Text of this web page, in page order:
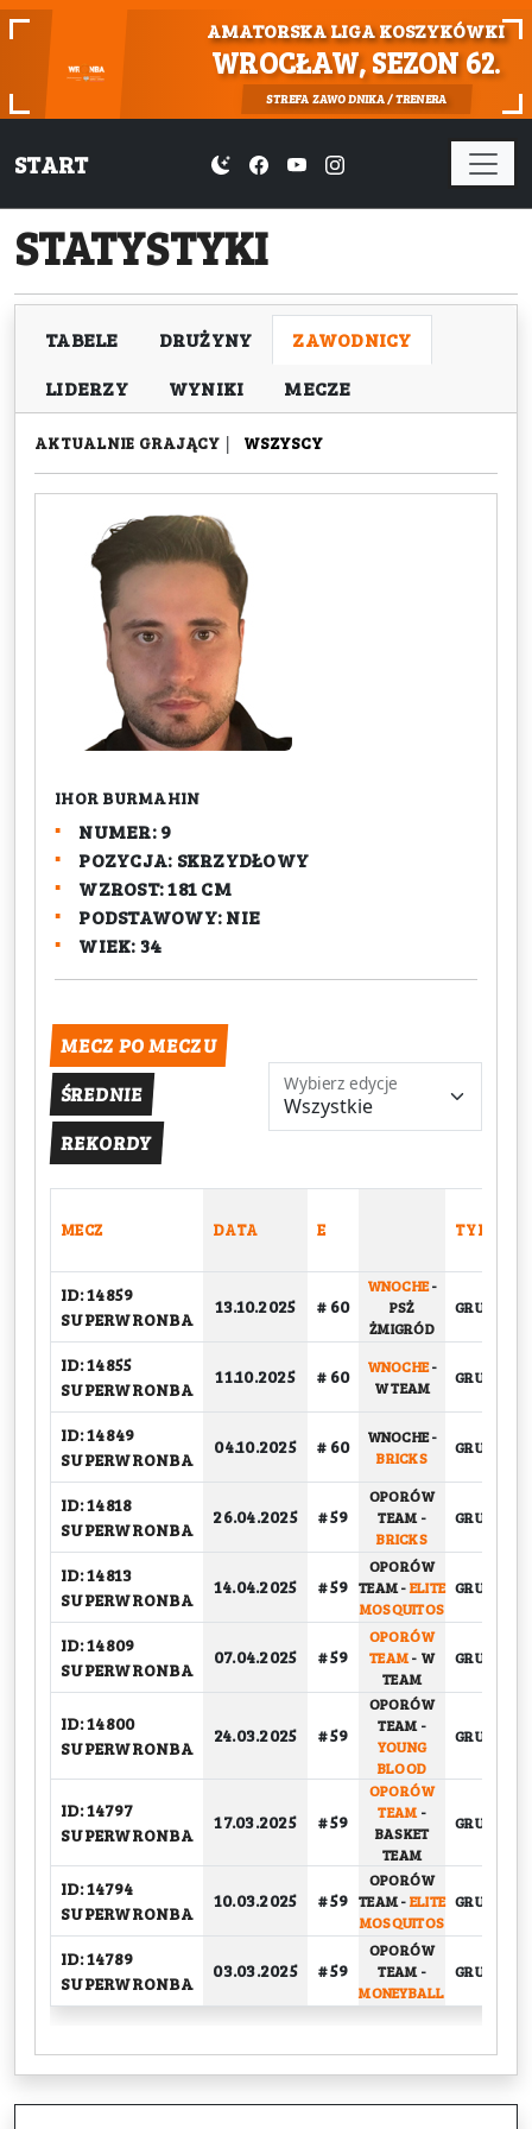
AMATORSKA LIGA KOSZYKÓWKI
WROCŁAW, SEZON 62.
STREFA ZAWODNIKA / TRENERA
START
STATYSTYKI
TABELE DRUŻYNY
ZAWODNICY
LIDERZY
WYNIKI MECZE
AKTUALNIE GRAJĄCY | WSZYSCY
IHOR BURMAHIN
NUMER: 9
POZYCJA: SKRZYDŁOWY
WZROST: 181 CM
PODSTAWOWY: NIE
WIEK: 34
MECZ PO MECZU
ŚREDNIE
REKORDY
Wybierz edycje
MECZ DATA E TYP
ID: 14859
SUPERWRONBA
13.10.2025 # 60
WNOCHE-
PSŻ
ŻMIGRÓD
GRUPOWY
ID: 14855
SUPERWRONBA
11.10.2025 # 60 WNOCHE-
W TEAM
GRUPOWY
ID: 14849
SUPERWRONBA
04.10.2025 # 60 WNOCHE-
BRICKS
GRUPOWY
ID: 14818
SUPERWRONBA
26.04.2025 # 59
OPORÓW
TEAM -
BRICKS
GRUPOWY
ID: 14813
SUPERWRONBA
14.04.2025 # 59
OPORÓW
TEAM-ELITE
MOSQUITOS
GRUPOWY
ID: 14809
SUPERWRONBA
07.04.2025 # 59
OPORÓW
TEAM- W
TEAM
GRUPOWY
ID: 14800
SUPERWRONBA
24.03.2025 # 59
OPORÓW
TEAM -
YOUNG
BLOOD
GRUPOWY
ID: 14797
SUPERWRONBA
17.03.2025 # 59
OPORÓW
TEAM -
BASKET
TEAM
GRUPOWY
ID: 14794
SUPERWRONBA
10.03.2025 # 59
OPORÓW
TEAM-ELITE
MOSQUITOS
GRUPOWY
ID: 14789
SUPERWRONBA
03.03.2025 # 59
OPORÓW
TEAM -
MONEYBALL
GRUPOWY